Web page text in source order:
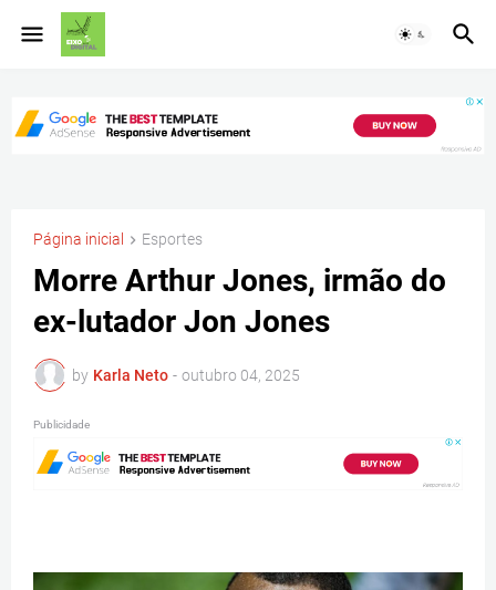
Página inicial Esportes
Morre Arthur Jones, irmão do
ex-lutador Jon Jones
by Karla Neto - outubro 04, 2025
Publicidade